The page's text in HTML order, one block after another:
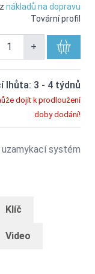
nákladů na dopravu
Tovární profil
+
lhůta: 3 - 4 týdnů
dojít k prodloužení
doby dodání!
systém
Klíč
Video